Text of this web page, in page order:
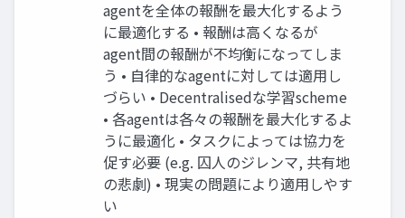
agentを全体の報酬を最大化するよう
に最適化する • 報酬は高くなるが
agent間の報酬が不均衡になってしま
う • 自律的なagentに対しては適用し
づらい • Decentralisedな学習scheme
• 各agentは各々の報酬を最大化するよ
うに最適化 • タスクによっては協力を
促す必要 (e.g. 囚人のジレンマ, 共有地
の悲劇) • 現実の問題により適用しやす
い